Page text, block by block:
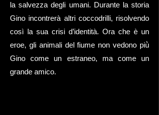
la salvezza degli umani. Durante la storia
Gino incontrerà altri coccodrilli, risolvendo
così la sua crisi d’identità. Ora che è un
eroe, gli animali del fiume non vedono più̀
Gino come un estraneo, ma come un
grande amico.